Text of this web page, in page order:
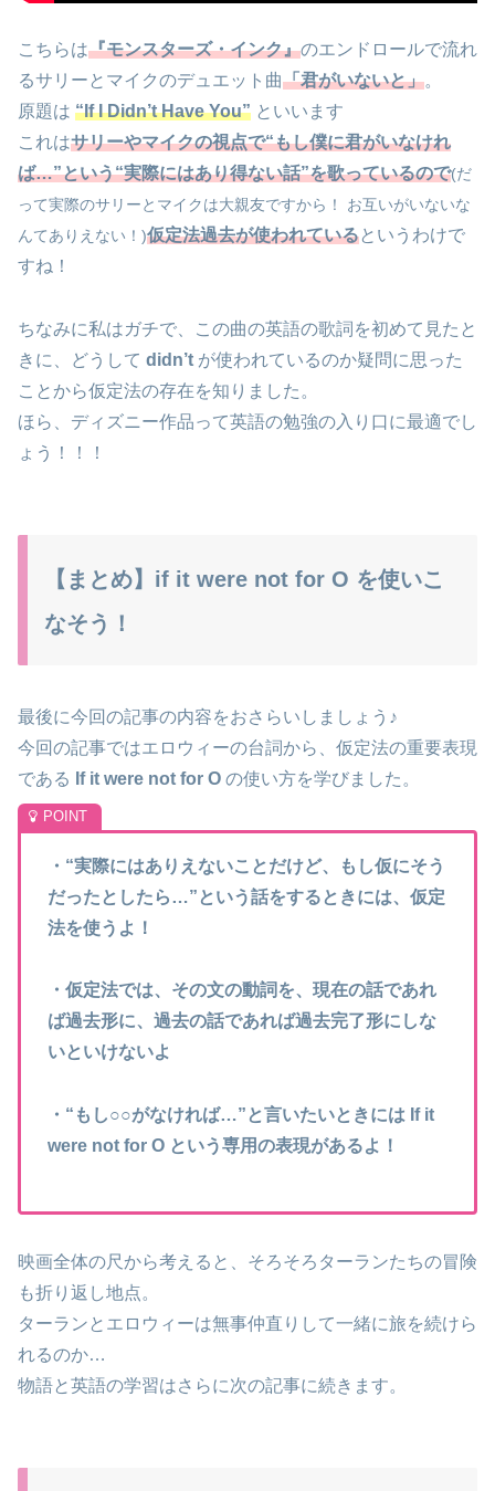
こちらは『モンスターズ・インク』のエンドロールで流れ
るサリーとマイクのデュエット曲「君がいないと」。
原題は “If I Didn’t Have You” といいます
これはサリーやマイクの視点で“もし僕に君がいなけれ
ば…”という“実際にはあり得ない話”を歌っているので(だ
って実際のサリーとマイクは大親友ですから！ お互いがいないな
んてありえない！)仮定法過去が使われているというわけで
すね！
ちなみに私はガチで、この曲の英語の歌詞を初めて見たと
きに、どうして didn’t が使われているのか疑問に思った
ことから仮定法の存在を知りました。
ほら、ディズニー作品って英語の勉強の入り口に最適でし
ょう！！！
【まとめ】if it were not for O を使いこ
なそう！
最後に今回の記事の内容をおさらいしましょう♪
今回の記事ではエロウィーの台詞から、仮定法の重要表現
である If it were not for O の使い方を学びました。
・“実際にはありえないことだけど、もし仮にそう
だったとしたら…”という話をするときには、仮定
法を使うよ！
・仮定法では、その文の動詞を、現在の話であれ
ば過去形に、過去の話であれば過去完了形にしな
いといけないよ
・“もし○○がなければ…”と言いたいときには If it
were not for O という専用の表現があるよ！
映画全体の尺から考えると、そろそろターランたちの冒険
も折り返し地点。
ターランとエロウィーは無事仲直りして一緒に旅を続けら
れるのか…
物語と英語の学習はさらに次の記事に続きます。